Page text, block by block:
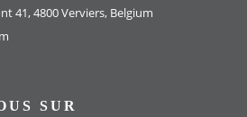
41, 4800 Verviers, Belgium
SUR